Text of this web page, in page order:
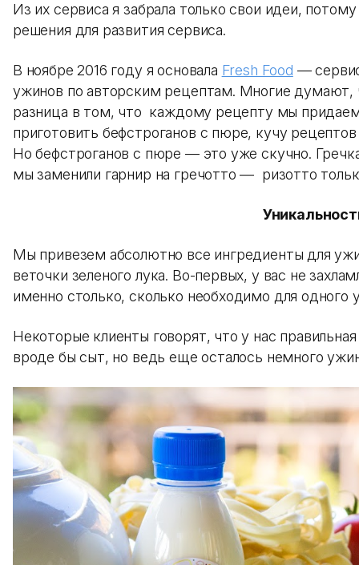
Из их сервиса я забрала только свои идеи,
решения для развития сервиса.
В ноябре 2016 году я основала Fresh Food —
ужинов по авторским рецептам. Многие
разница в том, что каждому рецепту мы
приготовить бефстроганов с пюре, кучу
Но бефстроганов с пюре — это уже скучно.
мы заменили гарнир на гречотто — ризотто
Мы привезем абсолютно все ингредиенты для
веточки зеленого лука. Во-первых, у вас не
именно столько, сколько необходимо для одного
Некоторые клиенты говорят, что у нас
вроде бы сыт, но ведь еще осталось немного